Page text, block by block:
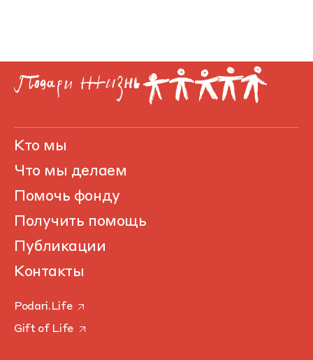
Кто мы
Что мы делаем
Помочь фонду
Получить помощь
Публикации
Контакты
Podari.Life
Gift of Life